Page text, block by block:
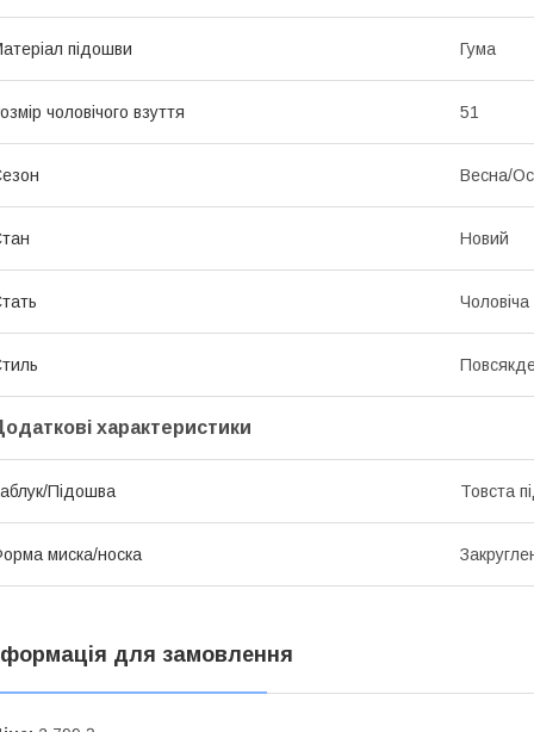
підошви Гума
чоловічого взуття 51
Весна/
Новий
Чоловіча
характеристики
Підошва Товста
миска/носка
для замовлення